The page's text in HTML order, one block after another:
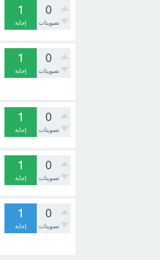
0
تصويتات
1
إجابة
0
تصويتات
1
إجابة
0
تصويتات
1
إجابة
0
تصويتات
1
إجابة
0
تصويتات
1
إجابة